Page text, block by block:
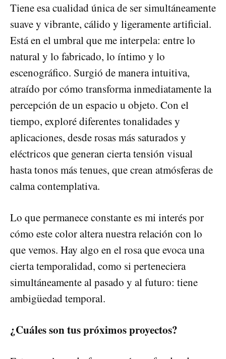
Tiene esa cualidad única de ser simultáneamente
suave y vibrante, cálido y ligeramente artificial.
Está en el umbral que me interpela: entre lo
natural y lo fabricado, lo íntimo y lo
escenográfico. Surgió de manera intuitiva,
atraído por cómo transforma inmediatamente la
percepción de un espacio u objeto. Con el
tiempo, exploré diferentes tonalidades y
aplicaciones, desde rosas más saturados y
eléctricos que generan cierta tensión visual
hasta tonos más tenues, que crean atmósferas de
calma contemplativa.
Lo que permanece constante es mi interés por
cómo este color altera nuestra relación con lo
que vemos. Hay algo en el rosa que evoca una
cierta temporalidad, como si perteneciera
simultáneamente al pasado y al futuro: tiene
ambigüedad temporal.
¿Cuáles son tus próximos proyectos?